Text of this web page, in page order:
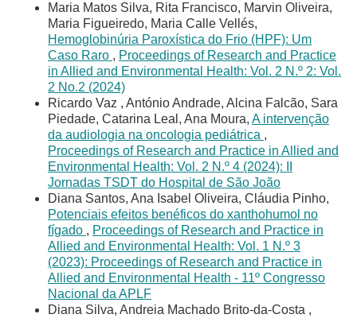
Maria Matos Silva, Rita Francisco, Marvin Oliveira,
Maria Figueiredo, Maria Calle Vellés,
Hemoglobinúria Paroxística do Frio (HPF): Um
Caso Raro , Proceedings of Research and Practice
in Allied and Environmental Health: Vol. 2 N.º 2: Vol.
2 No.2 (2024)
Ricardo Vaz , António Andrade, Alcina Falcão, Sara
Piedade, Catarina Leal, Ana Moura, A intervenção
da audiologia na oncologia pediátrica ,
Proceedings of Research and Practice in Allied and
Environmental Health: Vol. 2 N.º 4 (2024): II
Jornadas TSDT do Hospital de São João
Diana Santos, Ana Isabel Oliveira, Cláudia Pinho,
Potenciais efeitos benéficos do xanthohumol no
fígado , Proceedings of Research and Practice in
Allied and Environmental Health: Vol. 1 N.º 3
(2023): Proceedings of Research and Practice in
Allied and Environmental Health - 11º Congresso
Nacional da APLF
Diana Silva, Andreia Machado Brito-da-Costa ,